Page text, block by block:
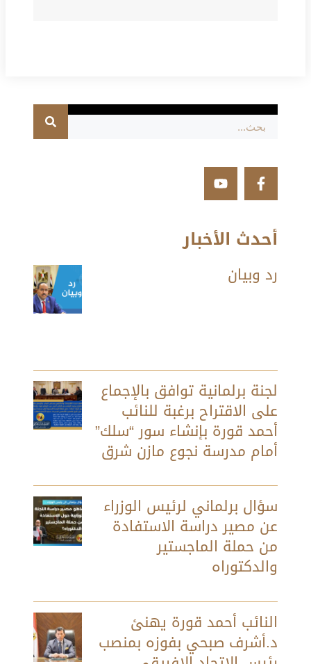
أحدث الأخبار
رد وبيان
لجنة برلمانية توافق بالإجماع
على الاقتراح برغبة للنائب
أحمد قورة بإنشاء سور “سلك”
أمام مدرسة نجوع مازن شرق
سؤال برلماني لرئيس الوزراء
عن مصير دراسة الاستفادة
من حملة الماجستير
والدكتوراه
النائب أحمد قورة يهنئ
د.أشرف صبحي بفوزه بمنصب